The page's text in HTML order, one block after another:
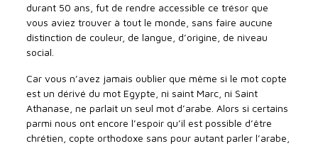
durant 50 ans, fut de rendre accessible ce trésor que
vous aviez trouver à tout le monde, sans faire aucune
distinction de couleur, de langue, d’origine, de niveau
social.
Car vous n’avez jamais oublier que même si le mot copte
est un dérivé du mot Egypte, ni saint Marc, ni Saint
Athanase, ne parlait un seul mot d’arabe. Alors si certains
parmi nous ont encore l’espoir qu’il est possible d’être
chrétien, copte orthodoxe sans pour autant parler l’arabe,